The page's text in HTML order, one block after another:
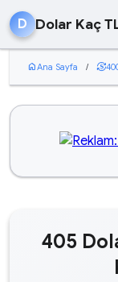
D Dolar Kaç
homeAna Sayfa / currency_exchange
405